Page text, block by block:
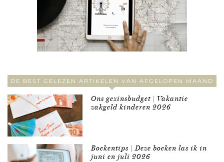
DE BEST GELEZEN ARTIKELEN VAN AFGELOPEN MAAND
Ons gezinsbudget | Vakantie
zakgeld kinderen 2026
Boekentips | Deze boeken las ik in
juni en juli 2026